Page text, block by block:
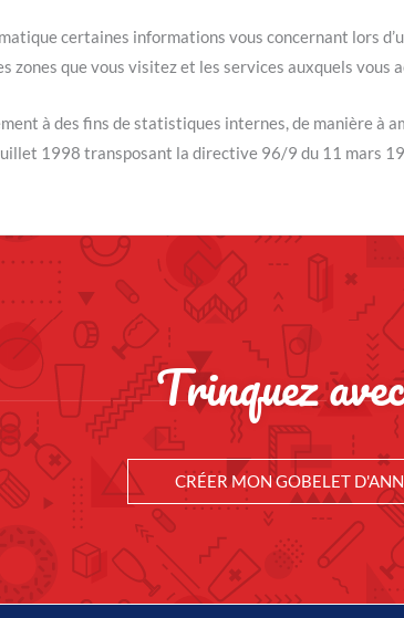
certaines informations vous concernant lors
que vous visitez et les services auxquels vous
à des fins de statistiques internes, de manière à
1998 transposant la directive 96/9 du 11 mars
Trinquez
CRÉER MON GOBELET